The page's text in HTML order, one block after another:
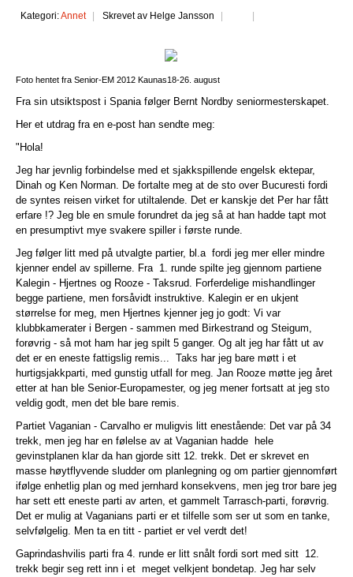
Kategori:Annet Skrevet av Helge Jansson
Foto hentet fra Senior-EM 2012 Kaunas18-26. august
Fra sin utsiktspost i Spania følger Bernt Nordby seniormesterskapet.
Her et utdrag fra en e-post han sendte meg:
"Hola!
Jeg har jevnlig forbindelse med et sjakkspillende engelsk ektepar,
Dinah og Ken Norman. De fortalte meg at de sto over Bucuresti fordi
de syntes reisen virket for utiltalende. Det er kanskje det Per har fått
erfare !? Jeg ble en smule forundret da jeg så at han hadde tapt mot
en presumptivt mye svakere spiller i første runde.
Jeg følger litt med på utvalgte partier, bl.a fordi jeg mer eller mindre
kjenner endel av spillerne. Fra 1. runde spilte jeg gjennom partiene
Kalegin - Hjertnes og Rooze - Taksrud. Forferdelige mishandlinger
begge partiene, men forsåvidt instruktive. Kalegin er en ukjent
størrelse for meg, men Hjertnes kjenner jeg jo godt: Vi var
klubbkamerater i Bergen - sammen med Birkestrand og Steigum,
forøvrig - så mot ham har jeg spilt 5 ganger. Og alt jeg har fått ut av
det er en eneste fattigslig remis... Taks har jeg bare møtt i et
hurtigsjakkparti, med gunstig utfall for meg. Jan Rooze møtte jeg året
etter at han ble Senior-Europamester, og jeg mener fortsatt at jeg sto
veldig godt, men det ble bare remis.
Partiet Vaganian - Carvalho er muligvis litt enestående: Det var på 34
trekk, men jeg har en følelse av at Vaganian hadde hele
gevinstplanen klar da han gjorde sitt 12. trekk. Det er skrevet en
masse høytflyvende sludder om planlegning og om partier gjennomført
ifølge enhetlig plan og med jernhard konsekvens, men jeg tror bare jeg
har sett ett eneste parti av arten, et gammelt Tarrasch-parti, forøvrig.
Det er mulig at Vaganians parti er et tilfelle som ser ut som en tanke,
selvfølgelig. Men ta en titt - partiet er vel verdt det!
Gaprindashvilis parti fra 4. runde er litt snålt fordi sort med sitt 12.
trekk begir seg rett inn i et meget velkjent bondetap. Jeg har selv